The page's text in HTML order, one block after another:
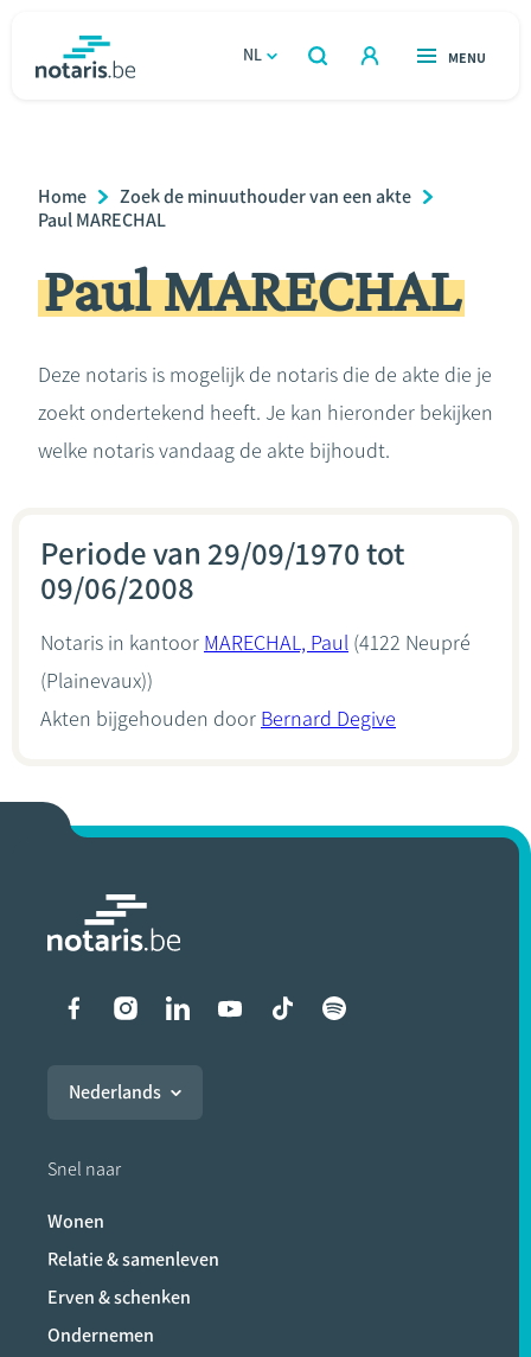
gaan
NL
OPEN
ZOEKEN
OPEN
MENU
Relatie & samenleven
Erven & schenken
Over de notaris
Breadcrumb
Home
Zoek de minuuthouder van een akte
Paul MARECHAL
Paul MARECHAL
Deze notaris is mogelijk de notaris die de akte die je
zoekt ondertekend heeft. Je kan hieronder bekijken
welke notaris vandaag de akte bijhoudt.
Periode van 29/09/1970 tot
09/06/2008
Notaris in kantoor MARECHAL, Paul (4122 Neupré
(Plainevaux))
Akten bijgehouden door Bernard Degive
Liens vers les réseaux
Nederlands
Snel naar
Wonen
Relatie & samenleven
Erven & schenken
Ondernemen